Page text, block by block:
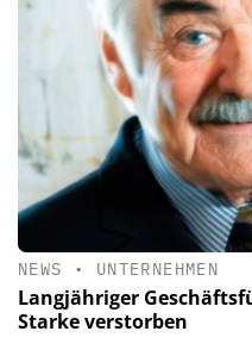
NEWS • UNTERNEHMEN
Langjähriger
Starke verstorben